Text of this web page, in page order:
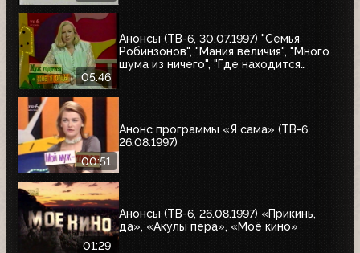
05:46
Анонсы (ТВ-6, 30.07.1997) "Семья
Робинзонов", "Мания величия", "Много
шума из ничего", "Где находится
00:51
Анонс программы «Я сама» (ТВ-6,
26.08.1997)
01:29
Анонсы (ТВ-6, 26.08.1997) «Прикинь,
да», «Акулы пера», «Моё кино»